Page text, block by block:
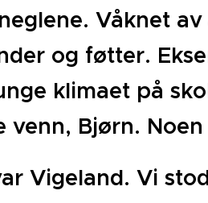
Våknet
og føtter.
klimaet på
venn, Bjørn.
Vigeland. Vi